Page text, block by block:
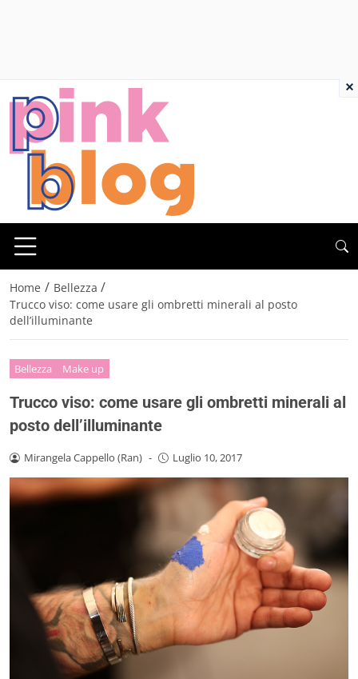
Home / Bellezza /
Trucco viso: come usare gli ombretti minerali al posto
dell’illuminante
Bellezza Make up
Trucco viso: come usare gli ombretti minerali al
posto dell’illuminante
Mirangela Cappello (Ran) - Luglio 10, 2017
×